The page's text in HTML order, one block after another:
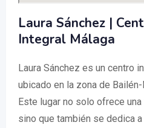
Laura Sánchez |
Integral Málaga
Laura Sánchez es un centro
ubicado en la zona de
Este lugar no solo ofrece
sino que también se dedica